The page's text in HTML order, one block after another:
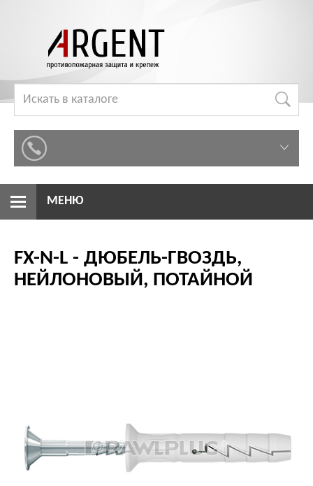
МЕНЮ
FX-N-L - ДЮБЕЛЬ-ГВОЗДЬ,
НЕЙЛОНОВЫЙ, ПОТАЙНОЙ